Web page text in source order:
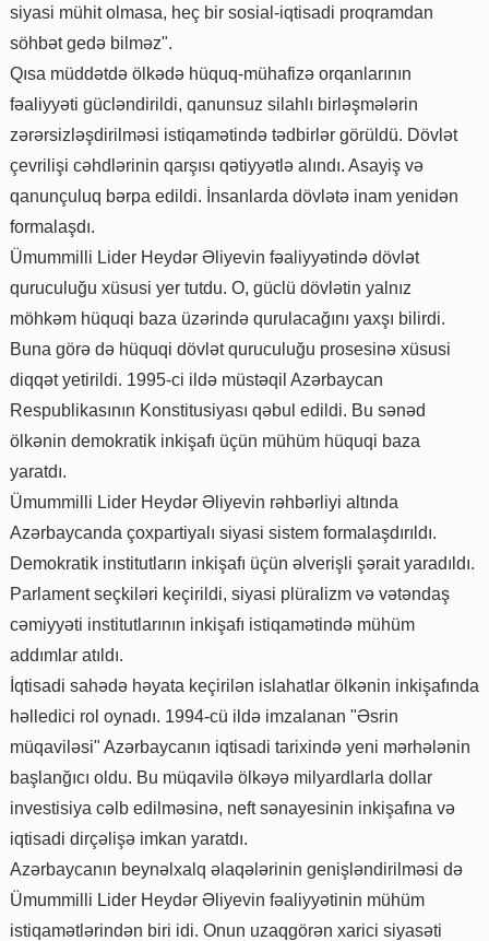
siyasi mühit olmasa, heç bir sosial-iqtisadi proqramdan
söhbət gedə bilməz".
Qısa müddətdə ölkədə hüquq-mühafizə orqanlarının
fəaliyyəti gücləndirildi, qanunsuz silahlı birləşmələrin
zərərsizləşdirilməsi istiqamətində tədbirlər görüldü. Dövlət
çevrilişi cəhdlərinin qarşısı qətiyyətlə alındı. Asayiş və
qanunçuluq bərpa edildi. İnsanlarda dövlətə inam yenidən
formalaşdı.
Ümummilli Lider Heydər Əliyevin fəaliyyətində dövlət
quruculuğu xüsusi yer tutdu. O, güclü dövlətin yalnız
möhkəm hüquqi baza üzərində qurulacağını yaxşı bilirdi.
Buna görə də hüquqi dövlət quruculuğu prosesinə xüsusi
diqqət yetirildi. 1995-ci ildə müstəqil Azərbaycan
Respublikasının Konstitusiyası qəbul edildi. Bu sənəd
ölkənin demokratik inkişafı üçün mühüm hüquqi baza
yaratdı.
Ümummilli Lider Heydər Əliyevin rəhbərliyi altında
Azərbaycanda çoxpartiyalı siyasi sistem formalaşdırıldı.
Demokratik institutların inkişafı üçün əlverişli şərait yaradıldı.
Parlament seçkiləri keçirildi, siyasi plüralizm və vətəndaş
cəmiyyəti institutlarının inkişafı istiqamətində mühüm
addımlar atıldı.
İqtisadi sahədə həyata keçirilən islahatlar ölkənin inkişafında
həlledici rol oynadı. 1994-cü ildə imzalanan "Əsrin
müqaviləsi" Azərbaycanın iqtisadi tarixində yeni mərhələnin
başlanğıcı oldu. Bu müqavilə ölkəyə milyardlarla dollar
investisiya cəlb edilməsinə, neft sənayesinin inkişafına və
iqtisadi dirçəlişə imkan yaratdı.
Azərbaycanın beynəlxalq əlaqələrinin genişləndirilməsi də
Ümummilli Lider Heydər Əliyevin fəaliyyətinin mühüm
istiqamətlərindən biri idi. Onun uzaqgörən xarici siyasəti